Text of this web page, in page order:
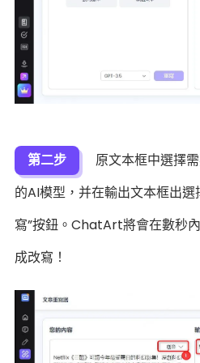
第二步
原文本框中選擇
的AI模型，并在輸出文本框出
寫”按鈕。ChatArt將會在數秒
成改寫！